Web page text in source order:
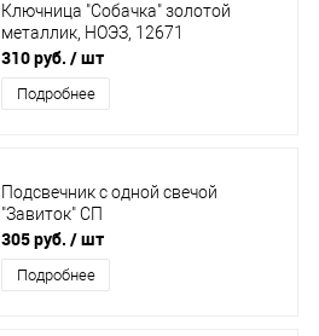
Ключница "Собачка" золотой
металлик, НОЭЗ, 12671
310 руб. / шт
Подробнее
Подсвечник с одной свечой
"Завиток" СП
305 руб. / шт
Подробнее